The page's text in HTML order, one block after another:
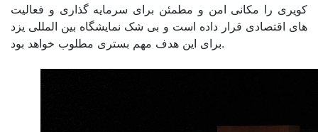
کویری را مکانی امن و مطمئن برای سرمایه گذاری و فعالیت
های اقتصادی قرار داده است و بی شک نمایشگاه بین المللی یزد
برای این هدف مهم بستری مطلوب خواهد بود.